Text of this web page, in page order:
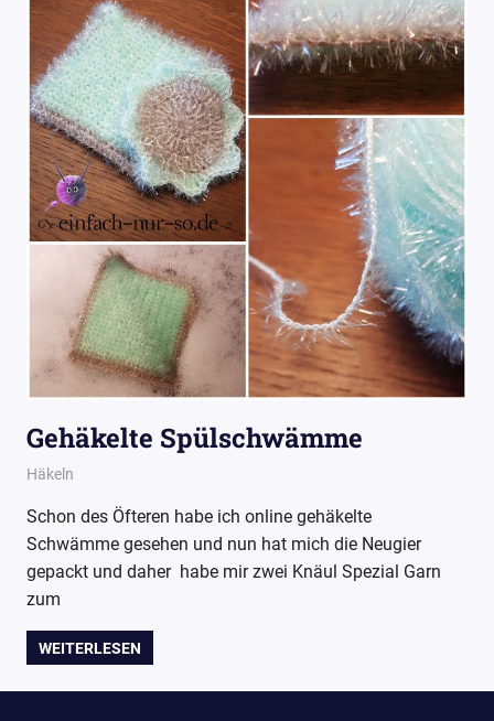
Gehäkelte Spülschwämme
16. Mai 2017
Wollpoesie
Häkeln
Schon des Öfteren habe ich online gehäkelte
Schwämme gesehen und nun hat mich die Neugier
gepackt und daher habe mir zwei Knäul Spezial Garn
zum
WEITERLESEN